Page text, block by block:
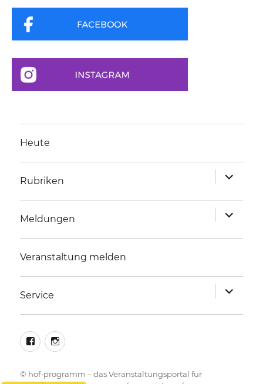
Heute
Rubriken
anzeigen
Meldungen
anzeigen
Veranstaltung melden
Service
anzeigen
facebookinstagram
© hof-programm – das Veranstaltungsportal für